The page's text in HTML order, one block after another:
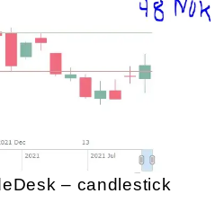
– candlestick